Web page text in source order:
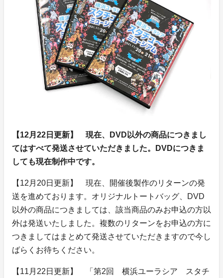
【12月22日更新】 現在、DVD以外の商品につきまし
てはすべて発送させていただきました。DVDにつきま
しても現在制作中です。
【12月20日更新】 現在、開催後製作のリターンの発
送を進めております。オリジナルトートバッグ、DVD
以外の商品につきましては、該当商品のみお申込の方以
外は発送いたしました。複数のリターンをお申込の方に
つきましてはまとめて発送させていただきますので今し
ばらくお待ちください。
【11月22日更新】 「第2回 横浜ユーラシア スタチ